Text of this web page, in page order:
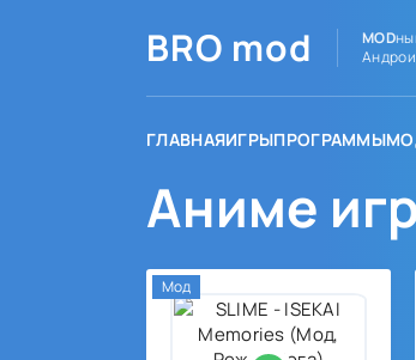
BRO mod MOD
ГЛАВНАЯИГРЫПРОГРАММЫ
Аниме
Мод